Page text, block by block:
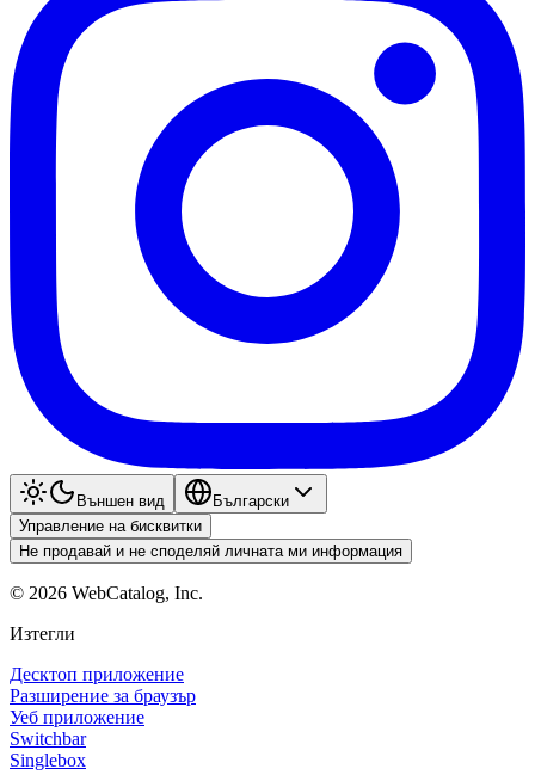
Външен вид
Български
Управление на бисквитки
Не продавай и не споделяй личната ми информация
© 2026 WebCatalog, Inc.
Изтегли
Десктоп приложение
Разширение за браузър
Уеб приложение
Switchbar
Singlebox